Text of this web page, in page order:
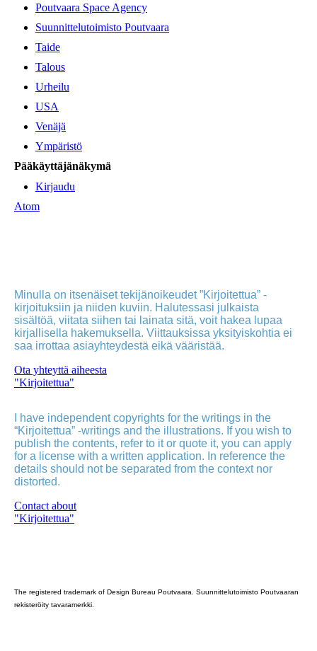
Poutvaara Space Agency
Suunnittelutoimisto Poutvaara
Taide
Talous
Urheilu
USA
Venäjä
Ympäristö
Pääkäyttäjänäkymä
Kirjaudu
Atom
Minulla on itsenäiset tekijänoikeudet ”Kirjoitettua” -
kirjoituksiin ja niiden kuviin. Halutessasi julkaista
sisältöä, viitata siihen tai lainata sitä, voit hakea lupaa
kirjallisella hakemuksella. Viittauksissa yksityiskohtia ei
saa irrottaa asiayhteydestä eikä vääristää.
Ota yhteyttä aiheesta
"Kirjoitettua"
I have independent copyrights for the writings in the
“Kirjoitettua” -writings and the illustrations. If you wish to
publish the contents, refer to it or quote it, you can apply
for a license with a written application. In reference the
details should not be separated from the context nor
distorted.
Contact about
"Kirjoitettua"
The registered trademark of Design Bureau Poutvaara. Suunnittelutoimisto Poutvaaran
rekisteröity tavaramerkki.